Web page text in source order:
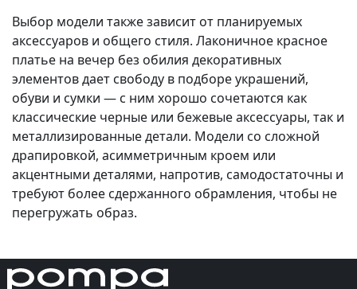
Выбор модели также зависит от планируемых
аксессуаров и общего стиля. Лаконичное красное
платье на вечер без обилия декоративных
элементов дает свободу в подборе украшений,
обуви и сумки — с ним хорошо сочетаются как
классические черные или бежевые аксессуары, так и
металлизированные детали. Модели со сложной
драпировкой, асимметричным кроем или
акцентными деталями, напротив, самодостаточны и
требуют более сдержанного обрамления, чтобы не
перегружать образ.